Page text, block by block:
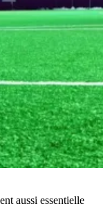
aussi essentielle